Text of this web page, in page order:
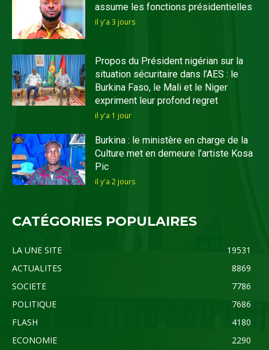
assume les fonctions présidentielles
il y'a 3 jours
Propos du Président nigérian sur la
situation sécuritaire dans l’AES : le
Burkina Faso, le Mali et le Niger
expriment leur profond regret
il y'a 1 jour
Burkina : le ministère en charge de la
Culture met en demeure l’artiste Kosa
Pic
il y'a 2 jours
CATÉGORIES POPULAIRES
LA UNE SITE
19531
ACTUALITES
8869
SOCIETE
7786
POLITIQUE
7686
FLASH
4180
ECONOMIE
2290